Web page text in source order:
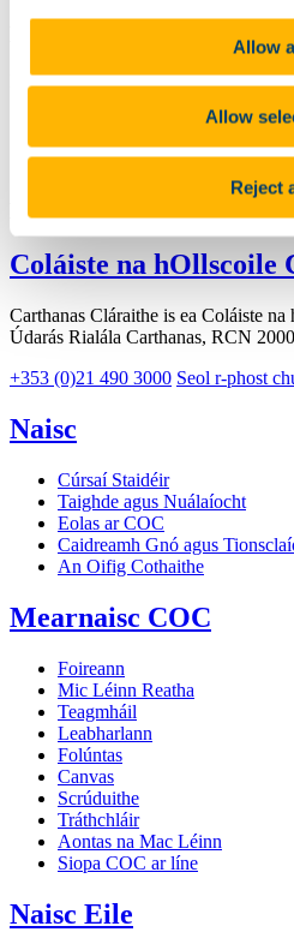
Allow
Allow
Reject
Bóthar an Choláiste, Corcaigh, T12
+353 (0)21 490 3000
Déan ceangail linn
Coláiste na hOllscoile
Carthanas Cláraithe is ea Coláiste
Údarás Rialála Carthanas, RCN
+353 (0)21 490 3000 Seol r-phost
Naisc
Cúrsaí Staidéir
Taighde agus Nuálaíocht
Eolas ar COC
Caidreamh Gnó agus
An Oifig Cothaithe
Mearnaisc COC
Foireann
Mic Léinn Reatha
Teagmháil
Leabharlann
Folúntas
Canvas
Scrúduithe
Tráthchláir
Aontas na Mac Léinn
Siopa COC ar líne
Naisc Eile